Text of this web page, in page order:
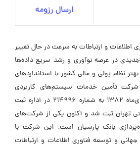
ارسال رزومه
اطلاعات و ارتباطات به سرعت در حال تغییر
در عرصه نوآوری و رشد سریع داده‌ها
نظام پولی و مالی کشور با استانداردهای
شرکت تأمین خدمات سیستم‌های کاربردی
کاسپین در تاریخ 23 دی‌ماه 1382 به شماره 214996 در اداره ثبت
تهران ثبت شد و اکنون یکی از شرکت‌های
بانک پارسیان است. این شرکت با
جهانی و توسعه فناوری اطلاعات و ارتباطات